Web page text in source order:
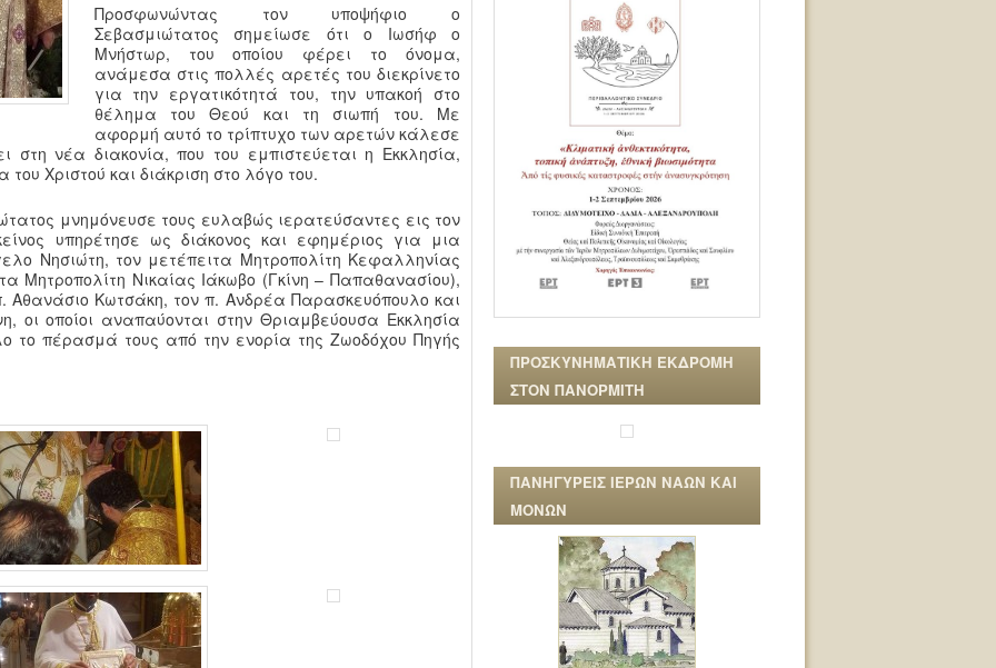
Προσφωνώντας τον υποψήφιο ο
Σεβασμιώτατος σημείωσε ότι ο Ιωσήφ ο
Μνήστωρ, του οποίου φέρει το όνομα,
ανάμεσα στις πολλές αρετές του διεκρίνετο
για την εργατικότητά του, την υπακοή στο
θέλημα του Θεού και τη σιωπή του. Με
αφορμή αυτό το τρίπτυχο των αρετών κάλεσε
στη νέα διακονία, που του εμπιστεύεται η Εκκλησία,
Χριστού και διάκριση στο λόγο του.
μνημόνευσε τους ευλαβώς ιερατεύσαντες εις τον
υπηρέτησε ως διάκονος και εφημέριος για μια
Νησιώτη, τον μετέπειτα Μητροπολίτη Κεφαλληνίας
Μητροπολίτη Νικαίας Ιάκωβο (Γκίνη – Παπαθανασίου),
Αθανάσιο Κωτσάκη, τον π. Ανδρέα Παρασκευόπουλο και
οι οποίοι αναπαύονται στην Θριαμβεύουσα Εκκλησία
το πέρασμά τους από την ενορία της Ζωοδόχου Πηγής
ΠΡΟΣΚΥΝΗΜΑΤΙΚΗ ΕΚΔΡΟΜΗ
ΣΤΟΝ ΠΑΝΟΡΜΙΤΗ
ΠΑΝΗΓΥΡΕΙΣ ΙΕΡΩΝ ΝΑΩΝ ΚΑΙ
ΜΟΝΩΝ